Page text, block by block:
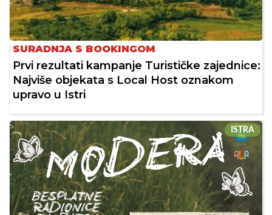
SURADNJA S BOOKINGOM
Prvi rezultati kampanje Turističke zajednice:
Najviše objekata s Local Host oznakom
upravo u Istri
ISTRA